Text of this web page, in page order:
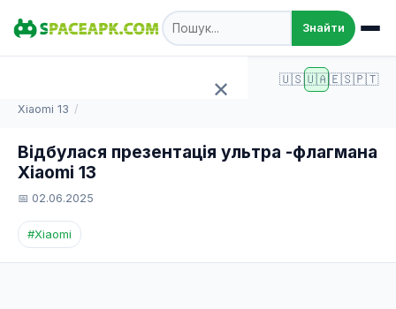
Знайти
✕
Ігри
Програми
TOP 100
Відбулася презентація ультра -флагмана
Xiaomi 13
🇺🇸🇺🇦🇪🇸🇵🇹
Відбулася презентація ультра -флагмана
Xiaomi 13
📅 02.06.2025
#Xiaomi